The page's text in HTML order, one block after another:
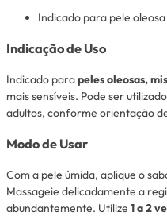
Indicado para pele
Indicação de Uso
Indicado parapeles oleosas,
mais sensíveis. Pode ser
adultos, conforme orientação
Modo de Usar
Com a pele úmida, aplique o
Massageie delicadamente a
abundantemente. Utilize 1 a 2